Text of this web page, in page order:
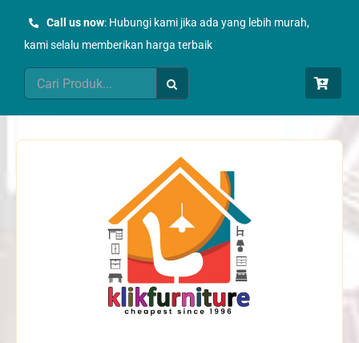
Call us now: Hubungi kami jika ada yang lebih murah,
kami selalu memberikan harga terbaik
Search
for: